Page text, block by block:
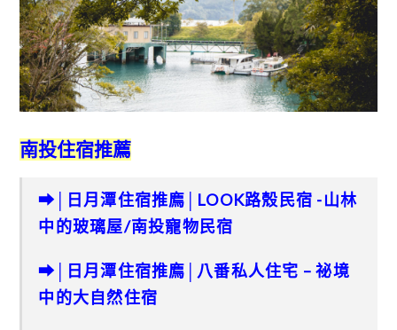
南投住宿推薦
➡│日月潭住宿推廌│LOOK路殼民宿 -山林
中的玻璃屋/南投寵物民宿
➡ 日月潭住宿推廌
八番私人住宅 – 祕境
中的大自然住宿